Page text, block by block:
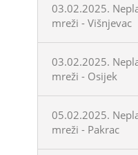
03.02.2025.
mreži - Višnjevac
03.02.2025.
mreži - Osijek
05.02.2025.
mreži - Pakrac